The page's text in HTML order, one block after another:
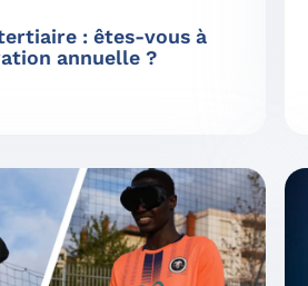
: êtes-vous à
annuelle ?